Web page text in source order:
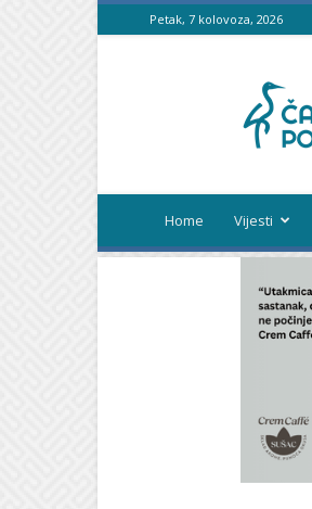
Petak, 7 kolovoza, 2026
Home Vijesti